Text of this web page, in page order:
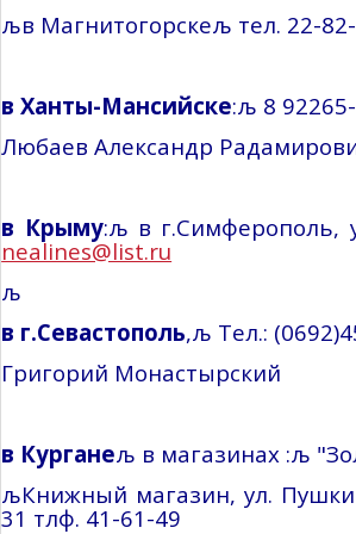
љв Магнитогорскељ тел. 22-
вХанты-Мансийске:љ 8
Любаев Александр
в Крыму:љ в г.Симферополь,
nealines@list.ru
љ
в г.Севастополь,љ Тел.:
Григорий Монастырский
в Курганељ в магазинах :љ
љКнижный магазин, ул.
31 тлф. 41-61-49